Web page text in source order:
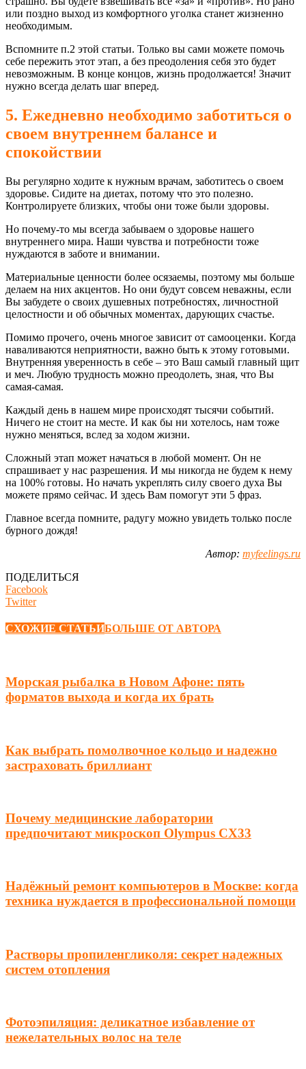
или поздно выход из комфортного уголка станет жизненно
необходимым.
Вспомните п.2 этой статьи. Только вы сами можете помочь
себе пережить этот этап, а без преодоления себя это будет
невозможным. В конце концов, жизнь продолжается! Значит
нужно всегда делать шаг вперед.
5. Ежедневно необходимо заботиться о
своем внутреннем балансе и
спокойствии
Вы регулярно ходите к нужным врачам, заботитесь о своем
здоровье. Сидите на диетах, потому что это полезно.
Контролируете близких, чтобы они тоже были здоровы.
Но почему-то мы всегда забываем о здоровье нашего
внутреннего мира. Наши чувства и потребности тоже
нуждаются в заботе и внимании.
Материальные ценности более осязаемы, поэтому мы больше
делаем на них акцентов. Но они будут совсем неважны, если
Вы забудете о своих душевных потребностях, личностной
целостности и об обычных моментах, дарующих счастье.
Помимо прочего, очень многое зависит от самооценки. Когда
наваливаются неприятности, важно быть к этому готовыми.
Внутренняя уверенность в себе – это Ваш самый главный щит
и меч. Любую трудность можно преодолеть, зная, что Вы
самая-самая.
Каждый день в нашем мире происходят тысячи событий.
Ничего не стоит на месте. И как бы ни хотелось, нам тоже
нужно меняться, вслед за ходом жизни.
Сложный этап может начаться в любой момент. Он не
спрашивает у нас разрешения. И мы никогда не будем к нему
на 100% готовы. Но начать укреплять силу своего духа Вы
можете прямо сейчас. И здесь Вам помогут эти 5 фраз.
Главное всегда помните, радугу можно увидеть только после
бурного дождя!
Автор: myfeelings.ru
ПОДЕЛИТЬСЯ
Facebook
Twitter
СХОЖИЕ СТАТЬИБОЛЬШЕ ОТ АВТОРА
Морская рыбалка в Новом Афоне: пять
форматов выхода и когда их брать
Как выбрать помолвочное кольцо и надежно
застраховать бриллиант
Почему медицинские лаборатории
предпочитают микроскоп Olympus CX33
Надёжный ремонт компьютеров в Москве: когда
техника нуждается в профессиональной помощи
Растворы пропиленгликоля: секрет надежных
систем отопления
Фотоэпиляция: деликатное избавление от
нежелательных волос на теле